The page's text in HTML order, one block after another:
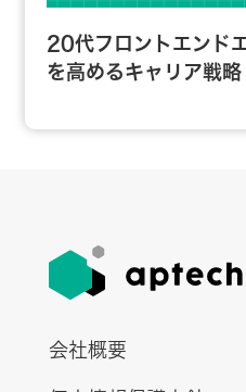
20代フロントエンド
を高めるキャリア戦略
会社概要